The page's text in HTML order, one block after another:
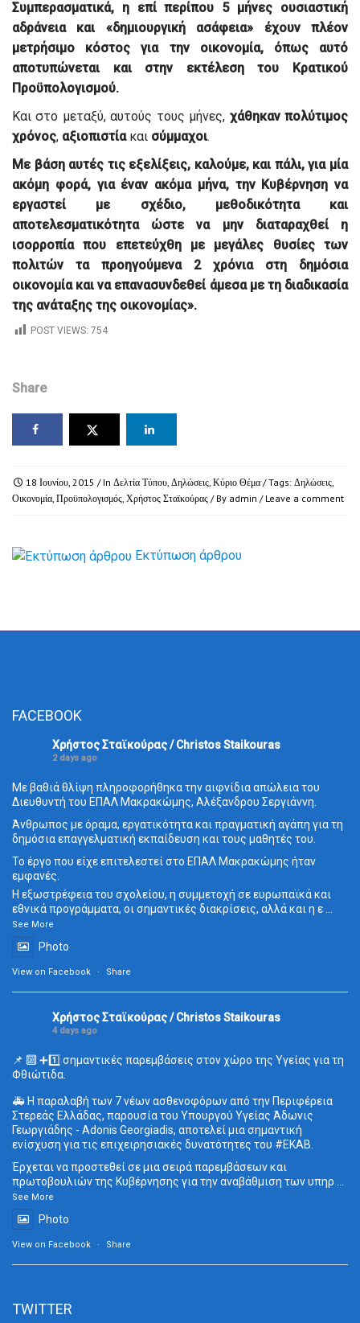
Συμπερασματικά, η επί περίπου 5 μήνες ουσιαστική
αδράνεια και «δημιουργική ασάφεια» έχουν πλέον
μετρήσιμο κόστος για την οικονομία, όπως αυτό
αποτυπώνεται και στην εκτέλεση του Κρατικού
Προϋπολογισμού.
Και στο μεταξύ, αυτούς τους μήνες, χάθηκαν πολύτιμος
χρόνος, αξιοπιστίακαι σύμμαχοι.
Με βάση αυτές τις εξελίξεις, καλούμε, και πάλι, για μία
ακόμη φορά, για έναν ακόμα μήνα, την Κυβέρνηση να
εργαστεί με σχέδιο, μεθοδικότητα και
αποτελεσματικότητα ώστε να μην διαταραχθεί η
ισορροπία που επετεύχθη με μεγάλες θυσίες των
πολιτών τα προηγούμενα 2 χρόνια στη δημόσια
οικονομία και να επανασυνδεθεί άμεσα με τη διαδικασία
της ανάταξης της οικονομίας».
POST VIEWS: 754
Share
18 Ιουνίου, 2015 / In Δελτία Τύπου, Δηλώσεις, Κύριο Θέμα / Tags: Δηλώσεις,
Οικονομία, Προϋπολογισμός, Χρήστος Σταϊκούρας / By admin / Leave a comment
Εκτύπωση άρθρου
FACEBOOK
Χρήστος Σταϊκούρας / Christos Staikouras
2 days ago
Με βαθιά θλίψη πληροφορήθηκα την αιφνίδια απώλεια του
Διευθυντή του ΕΠΑΛ Μακρακώμης, Αλέξανδρου Σεργιάννη.
Άνθρωπος με όραμα, εργατικότητα και πραγματική αγάπη για τη
δημόσια επαγγελματική εκπαίδευση και τους μαθητές του.
Το έργο που είχε επιτελεστεί στο ΕΠΑΛ Μακρακώμης ήταν
εμφανές.
Η εξωστρέφεια του σχολείου, η συμμετοχή σε ευρωπαϊκά και
εθνικά προγράμματα, οι σημαντικές διακρίσεις, αλλά και η ε...
See More
Photo
View on Facebook · Share
Χρήστος Σταϊκούρας / Christos Staikouras
4 days ago
📌 🔟 ➕1️⃣ σημαντικές παρεμβάσεις στον χώρο της Υγείας για τη
Φθιώτιδα.
🚑 Η παραλαβή των 7 νέων ασθενοφόρων από την Περιφέρεια
Στερεάς Ελλάδας, παρουσία του Υπουργού Υγείας Άδωνις
Γεωργιάδης - Adonis Georgiadis, αποτελεί μια σημαντική
ενίσχυση για τις επιχειρησιακές δυνατότητες του #ΕΚΑΒ.
Έρχεται να προστεθεί σε μια σειρά παρεμβάσεων και
πρωτοβουλιών της Κυβέρνησης για την αναβάθμιση των υπηρ ...
See More
Photo
View on Facebook · Share
TWITTER